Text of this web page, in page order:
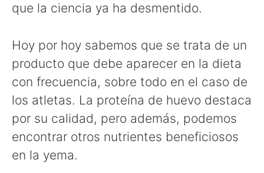
que la ciencia ya ha desmentido.
Hoy por hoy sabemos que se trata de un
producto que debe aparecer en la dieta
con frecuencia, sobre todo en el caso de
los atletas. La proteína de huevo destaca
por su calidad, pero además, podemos
encontrar otros nutrientes beneficiosos
en la yema.